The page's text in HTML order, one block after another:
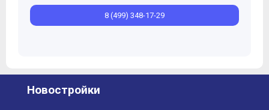
8 (499) 348-17-29
Новостройки